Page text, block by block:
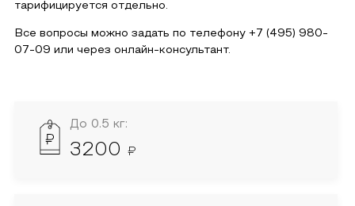
тарифицируется отдельно.
Все вопросы можно задать по телефону +7 (495) 980-
07-09 или через онлайн-консультант.
До 0.5 кг:
3200 ₽